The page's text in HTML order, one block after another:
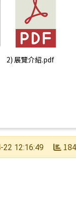
2) 展覽介紹.pdf
22 12:16:49